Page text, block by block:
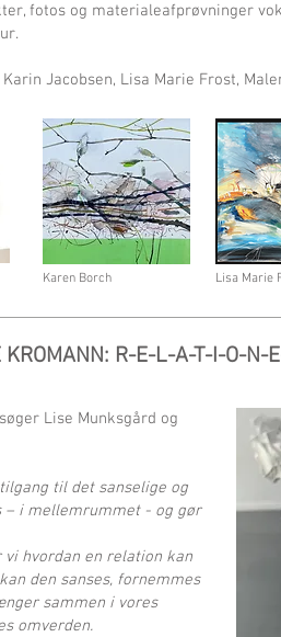
fotos og materialeafprøvninger
Jacobsen, Lisa Marie Frost,
Karen Borch Lisa Marie
R-E-L-A-T-I-O-N-
Lise Munksgård og
til det sanselige og
i mellemrummet - og gør
vi hvordan en relation kan
den sanses, fornemmes
sammen i vores
omverden.